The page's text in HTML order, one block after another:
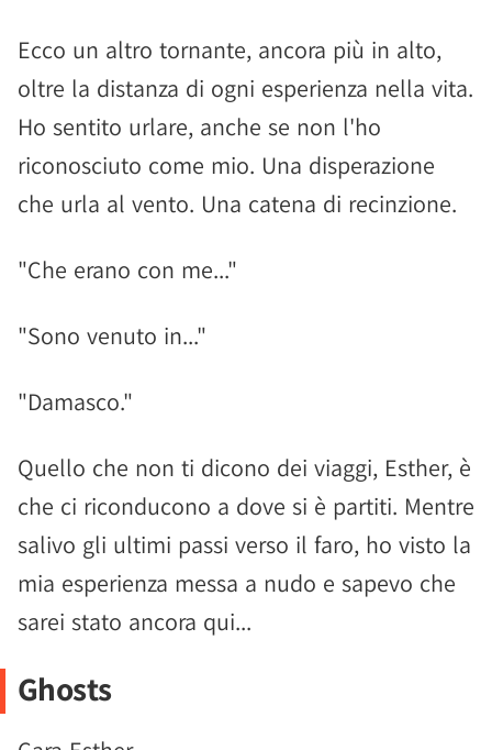
Ecco un altro tornante, ancora più in alto,
oltre la distanza di ogni esperienza nella vita.
Ho sentito urlare, anche se non l'ho
riconosciuto come mio. Una disperazione
che urla al vento. Una catena di recinzione.
"Che erano con me..."
"Sono venuto in..."
"Damasco."
Quello che non ti dicono dei viaggi, Esther, è
che ci riconducono a dove si è partiti. Mentre
salivo gli ultimi passi verso il faro, ho visto la
mia esperienza messa a nudo e sapevo che
sarei stato ancora qui...
Ghosts